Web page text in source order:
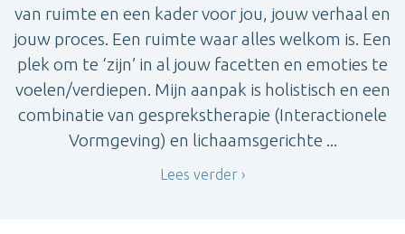
van ruimte en een kader voor jou, jouw verhaal en
jouw proces. Een ruimte waar alles welkom is. Een
plek om te ‘zijn’ in al jouw facetten en emoties te
voelen/verdiepen. Mijn aanpak is holistisch en een
combinatie van gesprekstherapie (Interactionele
Vormgeving) en lichaamsgerichte ...
Lees verder